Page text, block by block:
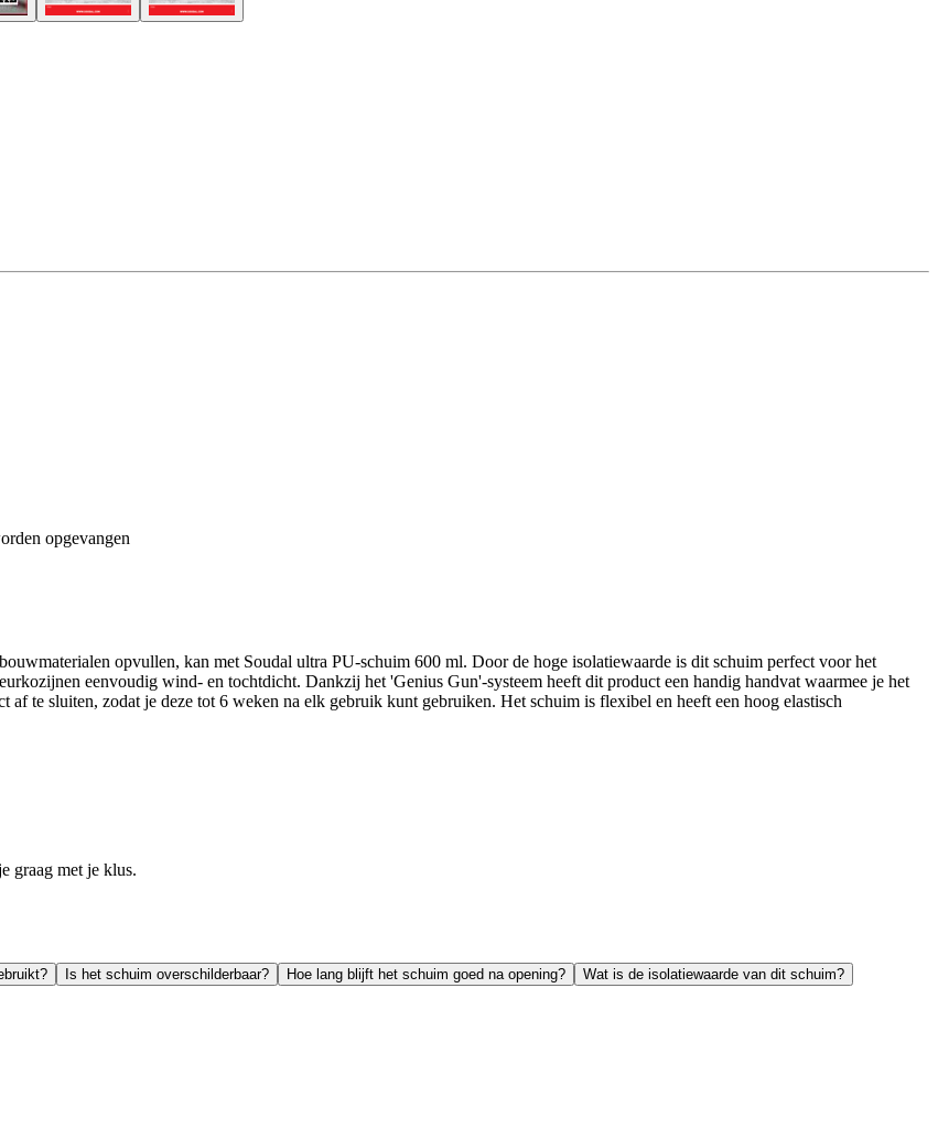
opgevangen
opvullen, kan met Soudal ultra PU-schuim 600 ml. Door de hoge isolatiewaarde is dit schuim perfect voor het
eenvoudig wind- en tochtdicht. Dankzij het 'Genius Gun'-systeem heeft dit product een handig handvat waarmee je het
te sluiten, zodat je deze tot 6 weken na elk gebruik kunt gebruiken. Het schuim is flexibel en heeft een hoog elastisch
graag met je klus.
Is het schuim overschilderbaar? Hoe lang blijft het schuim goed na opening?
Wat is de isolatiewaarde van dit schuim?